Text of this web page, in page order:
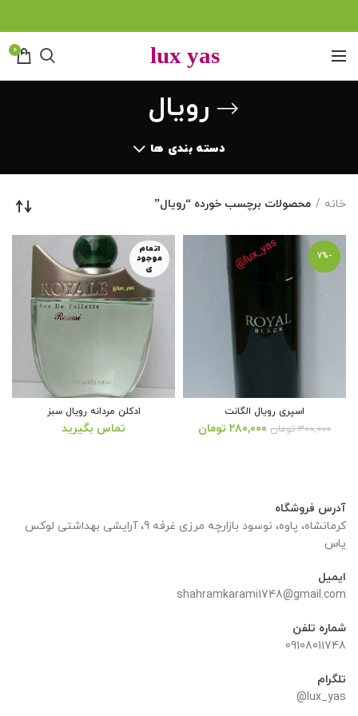
0
رویال
دسته بندی ها
خانه محصولات برچسب خورده “رویال”
-7%
اسپری رویال الگانت
۳۰۰,۰۰۰ تومان قیمت
۲۸۰,۰۰۰ تومان
اتمام
موجود
ی
ادکلن مردانه رویال سبز
تماس بگیرید
آدرس فروشگاه
کرمانشاه، پاوه، نوسود بازارچه مرزی غرفه 9، آرایشی بهداشتی لوکس
یاس
ایمیل
shahramkarami1748@gmail.com
شماره تلفن
09108011748
تلگرام
lux_yas@